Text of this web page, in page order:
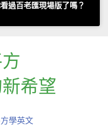
過百老匯現場版了嗎？
希望
學英文